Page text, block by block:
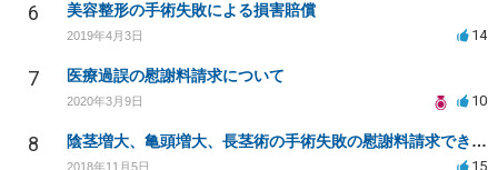
6 美容整形の手術失敗による損害賠償
2019年4月3日 14
7 医療過誤の慰謝料請求について
2020年3月9日 10
8 陰茎増大、亀頭増大、長茎術の手術失敗の慰謝料請求できますか？
2018年11月5日 15